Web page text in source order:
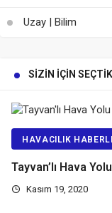
Uzay | Bilim
SIZIN İÇIN
HAVACILIK
Tayvan’lı Hava
Kasım 19, 2020